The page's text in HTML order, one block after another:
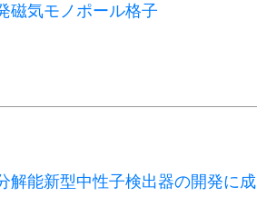
磁気モノポール格子
解能新型中性子検出器の開発に成